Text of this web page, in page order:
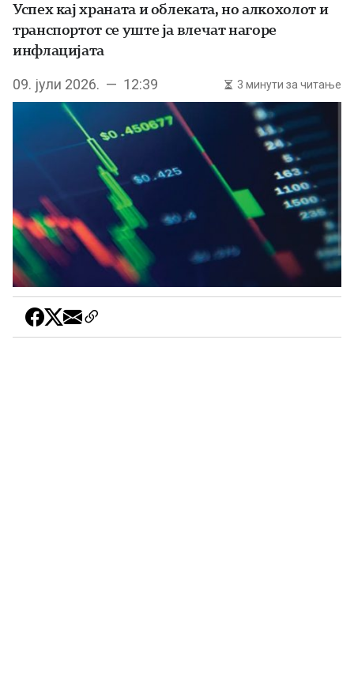
Успех кај храната и облеката, но алкохолот и
транспортот се уште ја влечат нагоре
инфлацијата
09. јули 2026. — 12:39 3 минути за читање